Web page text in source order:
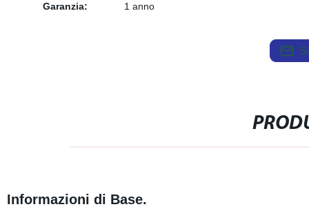
Garanzia:
1 anno
Informazioni di Base.